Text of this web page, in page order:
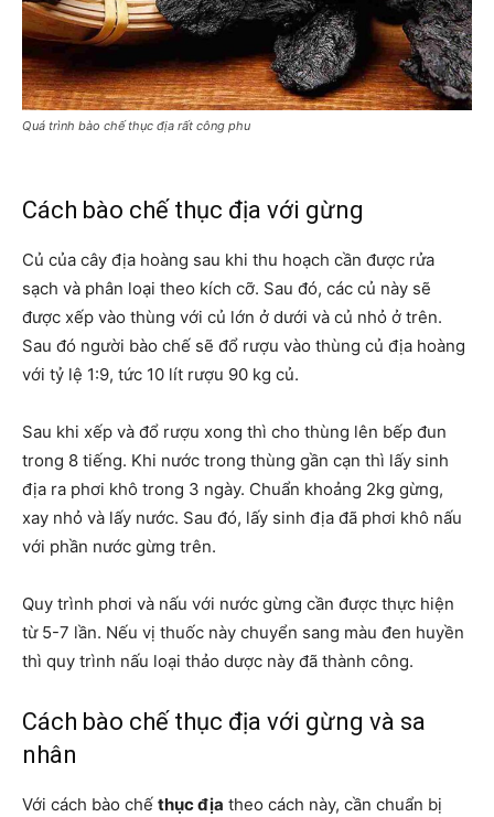
Quá trình bào chế thục địa rất công phu
Cách bào chế thục địa với gừng
Củ của cây địa hoàng sau khi thu hoạch cần được rửa
sạch và phân loại theo kích cỡ. Sau đó, các củ này sẽ
được xếp vào thùng với củ lớn ở dưới và củ nhỏ ở trên.
Sau đó người bào chế sẽ đổ rượu vào thùng củ địa hoàng
với tỷ lệ 1:9, tức 10 lít rượu 90 kg củ.
Sau khi xếp và đổ rượu xong thì cho thùng lên bếp đun
trong 8 tiếng. Khi nước trong thùng gần cạn thì lấy sinh
địa ra phơi khô trong 3 ngày. Chuẩn khoảng 2kg gừng,
xay nhỏ và lấy nước. Sau đó, lấy sinh địa đã phơi khô nấu
với phần nước gừng trên.
Quy trình phơi và nấu với nước gừng cần được thực hiện
từ 5-7 lần. Nếu vị thuốc này chuyển sang màu đen huyền
thì quy trình nấu loại thảo dược này đã thành công.
Cách bào chế thục địa với gừng và sa
nhân
Với cách bào chế thục địa theo cách này, cần chuẩn bị